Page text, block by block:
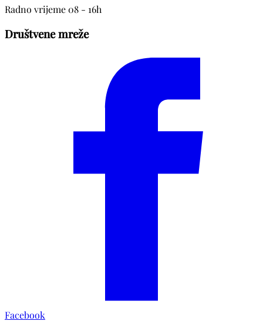
Radno vrijeme 08 - 16h
Društvene mreže
Facebook